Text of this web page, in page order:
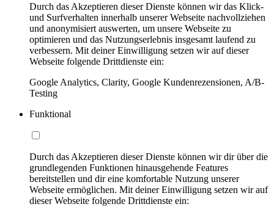
Durch das Akzeptieren dieser Dienste können wir das Klick-
und Surfverhalten innerhalb unserer Webseite nachvollziehen
und anonymisiert auswerten, um unsere Webseite zu
optimieren und das Nutzungserlebnis insgesamt laufend zu
verbessern. Mit deiner Einwilligung setzen wir auf dieser
Webseite folgende Drittdienste ein:
Google Analytics, Clarity, Google Kundenrezensionen, A/B-
Testing
Funktional
Durch das Akzeptieren dieser Dienste können wir dir über die
grundlegenden Funktionen hinausgehende Features
bereitstellen und dir eine komfortable Nutzung unserer
Webseite ermöglichen. Mit deiner Einwilligung setzen wir auf
dieser Webseite folgende Drittdienste ein: